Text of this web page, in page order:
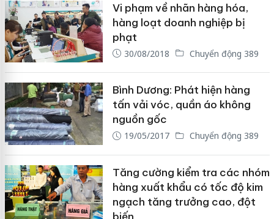
Vi phạm về nhãn hàng hóa,
hàng loạt doanh nghiệp bị
phạt
30/08/2018 Chuyển động 389
Bình Dương: Phát hiện hàng
tấn vải vóc, quần áo không
nguồn gốc
19/05/2017 Chuyển động 389
Tăng cường kiểm tra các nhóm
hàng xuất khẩu có tốc độ kim
ngạch tăng trưởng cao, đột